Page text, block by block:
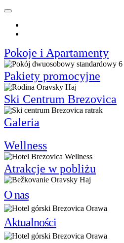
Pokoje i Apartamenty
Pakiety promocyjne
Ski Centrum Brezovica
Galeria
Wellness
Atrakcje w pobliżu
O nas
Aktualności